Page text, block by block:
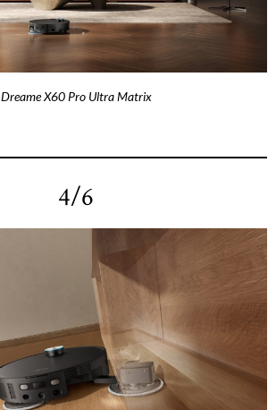
Dreame X60 Pro Ultra Matrix
4/6